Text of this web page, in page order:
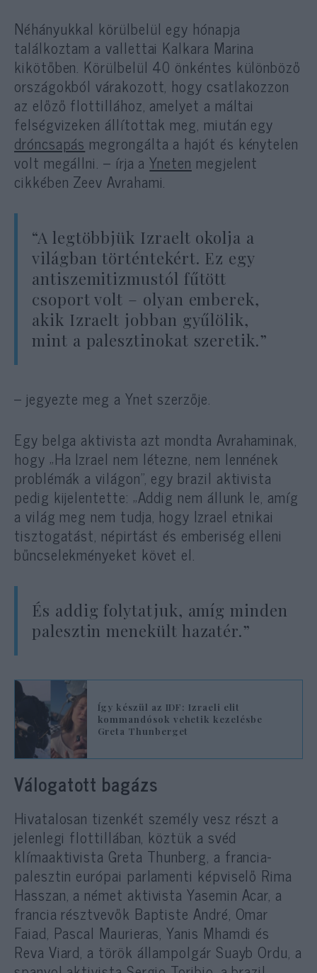
Néhányukkal körülbelül egy hónapja
találkoztam a vallettai Kalkara Marina
kikötőben. Körülbelül 40 önkéntes különböző
országokból várakozott, hogy csatlakozzon
az előző flottillához, amelyet a máltai
felségvizeken állítottak meg, miután egy
dróncsapás megrongálta a hajót és kénytelen
volt megállni. – írja aYneten megjelent
cikkében Zeev Avrahami.
“A legtöbbjük Izraelt okolja a
világban történtekért. Ez egy
antiszemitizmustól fűtött
csoport volt – olyan emberek,
akik Izraelt jobban gyűlölik,
mint a palesztinokat szeretik.”
– jegyezte meg a Ynet szerzője.
Egy belga aktivista azt mondta Avrahaminak,
hogy „Ha Izrael nem létezne, nem lennének
problémák a világon”, egy brazil aktivista
pedig kijelentette: „Addig nem állunk le, amíg
a világ meg nem tudja, hogy Izrael etnikai
tisztogatást, népirtást és emberiség elleni
bűncselekményeket követ el.
És addig folytatjuk, amíg minden
palesztin menekült hazatér.”
Így készül az IDF: Izraeli elit
kommandósok vehetik kezelésbe
Greta Thunberget
Válogatott bagázs
Hivatalosan tizenkét személy vesz részt a
jelenlegi flottillában, köztük a svéd
klímaaktivista Greta Thunberg, a francia-
palesztin európai parlamenti képviselő Rima
Hasszan, a német aktivista Yasemin Acar, a
francia résztvevők Baptiste André, Omar
Faiad, Pascal Maurieras, Yanis Mhamdi és
Reva Viard, a török állampolgár Suayb Ordu, a